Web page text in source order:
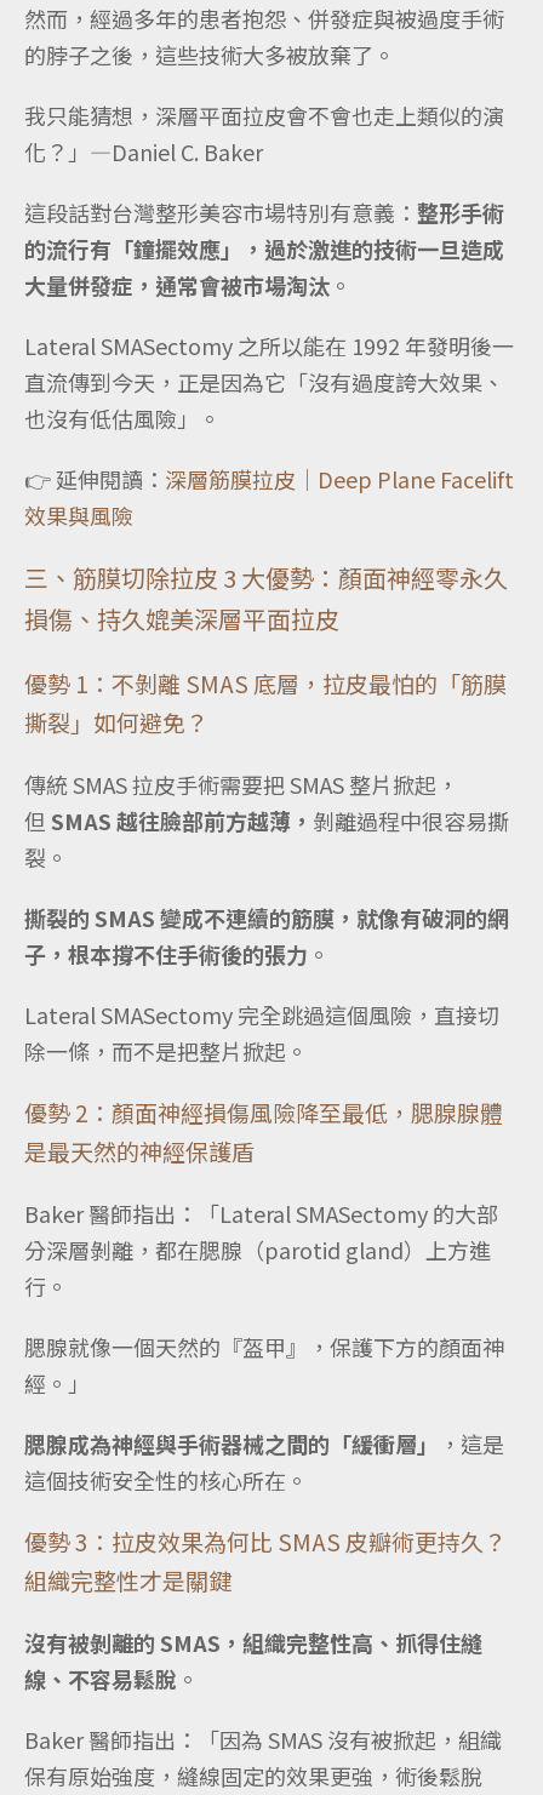
然而，經過多年的患者抱怨、併發症與被過度手術
的脖子之後，這些技術大多被放棄了。
我只能猜想，深層平面拉皮會不會也走上類似的演
化？」—Daniel C. Baker
這段話對台灣整形美容市場特別有意義： 整形手術
的流行有「鐘擺效應」，過於激進的技術一旦造成
大量併發症，通常會被市場淘汰 。
Lateral SMASectomy 之所以能在 1992 年發明後一
直流傳到今天，正是因為它「沒有過度誇大效果、
也沒有低估風險」。
👉 延伸閱讀： 深層筋膜拉皮｜Deep Plane Facelift
效果與風險
三、筋膜切除拉皮 3 大優勢：顏面神經零永久
損傷、持久媲美深層平面拉皮
優勢 1：不剝離 SMAS 底層，拉皮最怕的「筋膜
撕裂」如何避免？
傳統 SMAS 拉皮手術需要把 SMAS 整片掀起，
但 SMAS 越往臉部前方越薄， 剝離過程中很容易撕
裂。
撕裂的 SMAS 變成不連續的筋膜，就像有破洞的網
子，根本撐不住手術後的張力 。
Lateral SMASectomy 完全跳過這個風險，直接切
除一條，而不是把整片掀起。
優勢 2：顏面神經損傷風險降至最低，腮腺腺體
是最天然的神經保護盾
Baker 醫師指出：
「Lateral SMASectomy 的大部
分深層剝離，都在腮腺（parotid gland）上方進
行。
腮腺就像一個天然的『盔甲』，保護下方的顏面神
經。」
腮腺成為神經與手術器械之間的「緩衝層」
，這是
這個技術安全性的核心所在。
優勢 3：拉皮效果為何比 SMAS 皮瓣術更持久？
組織完整性才是關鍵
沒有被剝離的 SMAS，組織完整性高、抓得住縫
線、不容易鬆脫 。
Baker 醫師指出：「因為 SMAS 沒有被掀起，組織
保有原始強度，縫線固定的效果更強，術後鬆脫